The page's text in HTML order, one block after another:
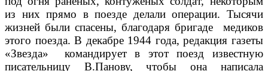
из них прямо в поезде делали операции. Тысячи
жизней были спасены, благодаря бригаде медиков
этого поезда. В декабре 1944 года, редакция газеты
«Звезда» командирует в этот поезд известную
писательницу В.Панову, чтобы она написала